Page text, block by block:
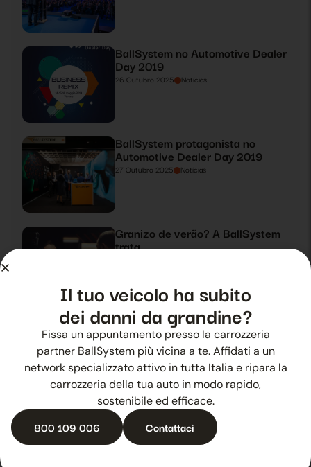
BallSystem no Automotive Dealer
Day 2019
26 Outubro 2025 Notícias
BallSystem protagonista no
Automotive Dealer Day 2019
27 Outubro 2025 Notícias
Granizo de verão? A BallSystem
trata
A experiência que faz crescer
29 Outubro 2025 Notícias
Il tuo veicolo ha subito
dei danni da grandine?
Fissa un appuntamento presso la carrozzeria
partner BallSystem più vicina a te. Affidati a un
network specializzato attivo in tutta Italia e ripara la
carrozzeria della tua auto in modo rapido,
sostenibile ed efficace.
800 109 006 Contattaci